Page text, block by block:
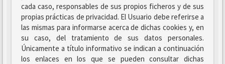
cada caso, responsables de sus propios ficheros y de sus
propias prácticas de privacidad. El Usuario debe referirse a
las mismas para informarse acerca de dichas cookies y, en
su caso, del tratamiento de sus datos personales.
Únicamente a título informativo se indican a continuación
los enlaces en los que se pueden consultar dichas